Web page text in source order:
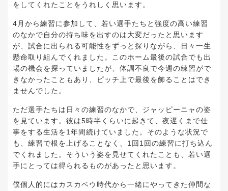
をしてくれたことをうれしく思います。
4月から練習に参加して、若い選手たちと強度の高い練習
のなかで自分の持ち味を出すのは大変だったと思います
が、試合に出られる可能性をずっと探りながら、日々一生
懸命取り組んでくれました。このホーム最後の試合でも出
場の機会を探っていましたが、体調不良で今週の練習がで
きなかったこともあり、ピッチ上で最後を飾ることはでき
ませんでした。
ただ選手たちは日々の練習のなかで、ジャッピーニャの姿
を見ています。彼は5時半くらいに起きて、夜遅くまで仕
事をする生活を1年間続けていました。そのような状況で
も、練習で根を上げることなく、1回1回の練習に打ち込ん
でくれました。そういう姿を見せてくれたことも、若い選
手にとっては得られるものがあったと思います。
僕個人的にはカスカベウ時代から一緒にやってきた仲間な